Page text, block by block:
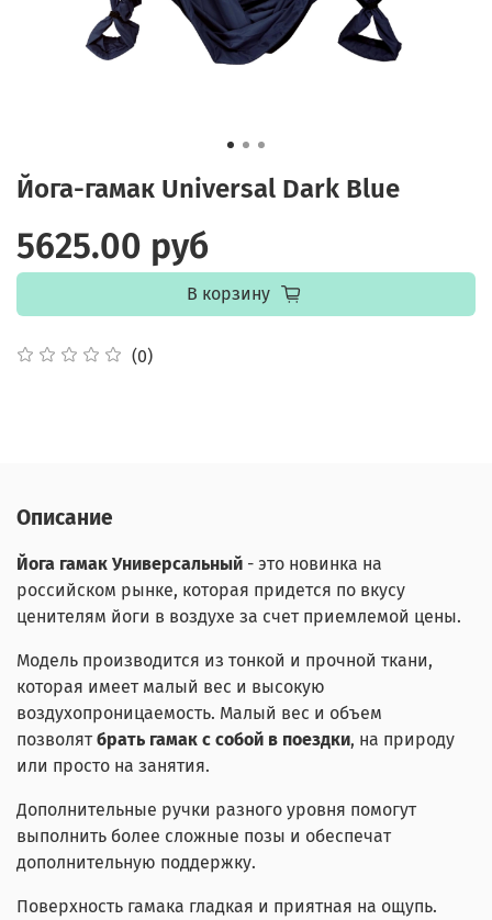
Йога-гамак Universal Dark Blue
(0)
5625.00 руб
В корзину
Описание
Йога гамак Универсальный - это новинка на
российском рынке, которая придется по вкусу
ценителям йоги в воздухе за счет приемлемой цены.
Модель производится из тонкой и прочной ткани,
которая имеет малый вес и высокую
воздухопроницаемость. Малый вес и объем
позволят брать гамак с собой в поездки, на природу
или просто на занятия.
Дополнительные ручки разного уровня помогут
выполнить более сложные позы и обеспечат
дополнительную поддержку.
Поверхность гамака гладкая и приятная на ощупь.